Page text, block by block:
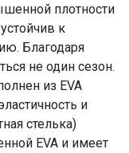
плотности
к
Благодаря
не один сезон.
из EVA
и
стелька)
EVA и имеет